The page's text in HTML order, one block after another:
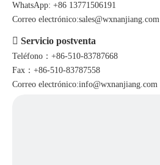
WhatsApp: +86 13771506191
Correo electrónico:sales@wxnanjiang.com
 Servicio postventa
Teléfono：+86-510-83787668
Fax：+86-510-83787558
Correo electrónico:info@wxnanjiang.com